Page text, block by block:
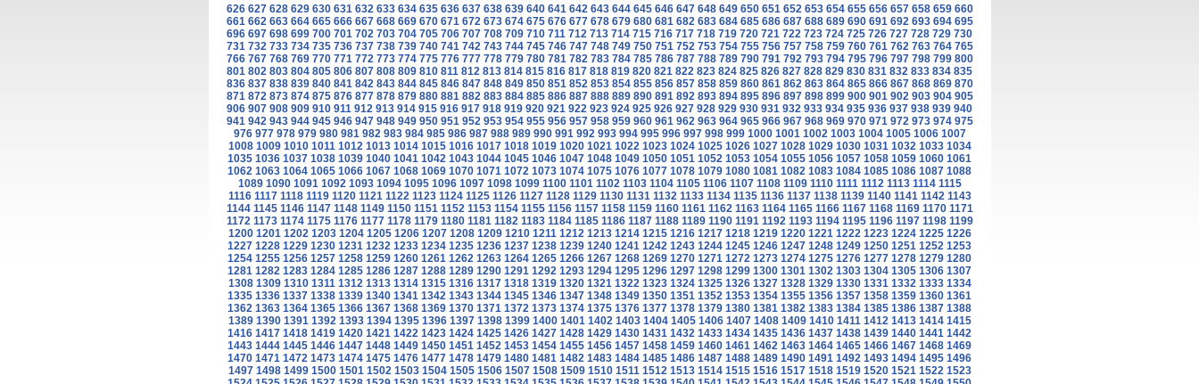
626 627 628 629 630 631 632 633 634 635 636 637 638 639 640 641 642 643 644 645 646 647 648 649 650 651 652 653 654 655 656 657 658 659 660
661 662 663 664 665 666 667 668 669 670 671 672 673 674 675 676 677 678 679 680 681 682 683 684 685 686 687 688 689 690 691 692 693 694 695
696 697 698 699 700 701 702 703 704 705 706 707 708 709 710 711 712 713 714 715 716 717 718 719 720 721 722 723 724 725 726 727 728 729 730
731 732 733 734 735 736 737 738 739 740 741 742 743 744 745 746 747 748 749 750 751 752 753 754 755 756 757 758 759 760 761 762 763 764 765
766 767 768 769 770 771 772 773 774 775 776 777 778 779 780 781 782 783 784 785 786 787 788 789 790 791 792 793 794 795 796 797 798 799 800
801 802 803 804 805 806 807 808 809 810 811 812 813 814 815 816 817 818 819 820 821 822 823 824 825 826 827 828 829 830 831 832 833 834 835
836 837 838 839 840 841 842 843 844 845 846 847 848 849 850 851 852 853 854 855 856 857 858 859 860 861 862 863 864 865 866 867 868 869 870
871 872 873 874 875 876 877 878 879 880 881 882 883 884 885 886 887 888 889 890 891 892 893 894 895 896 897 898 899 900 901 902 903 904 905
906 907 908 909 910 911 912 913 914 915 916 917 918 919 920 921 922 923 924 925 926 927 928 929 930 931 932 933 934 935 936 937 938 939 940
941 942 943 944 945 946 947 948 949 950 951 952 953 954 955 956 957 958 959 960 961 962 963 964 965 966 967 968 969 970 971 972 973 974 975
976 977 978 979 980 981 982 983 984 985 986 987 988 989 990 991 992 993 994 995 996 997 998 999 1000 1001 1002 1003 1004 1005 1006 1007
1008 1009 1010 1011 1012 1013 1014 1015 1016 1017 1018 1019 1020 1021 1022 1023 1024 1025 1026 1027 1028 1029 1030 1031 1032 1033 1034
1035 1036 1037 1038 1039 1040 1041 1042 1043 1044 1045 1046 1047 1048 1049 1050 1051 1052 1053 1054 1055 1056 1057 1058 1059 1060 1061
1062 1063 1064 1065 1066 1067 1068 1069 1070 1071 1072 1073 1074 1075 1076 1077 1078 1079 1080 1081 1082 1083 1084 1085 1086 1087 1088
1089 1090 1091 1092 1093 1094 1095 1096 1097 1098 1099 1100 1101 1102 1103 1104 1105 1106 1107 1108 1109 1110 1111 1112 1113 1114 1115
1116 1117 1118 1119 1120 1121 1122 1123 1124 1125 1126 1127 1128 1129 1130 1131 1132 1133 1134 1135 1136 1137 1138 1139 1140 1141 1142 1143
1144 1145 1146 1147 1148 1149 1150 1151 1152 1153 1154 1155 1156 1157 1158 1159 1160 1161 1162 1163 1164 1165 1166 1167 1168 1169 1170 1171
1172 1173 1174 1175 1176 1177 1178 1179 1180 1181 1182 1183 1184 1185 1186 1187 1188 1189 1190 1191 1192 1193 1194 1195 1196 1197 1198 1199
1200 1201 1202 1203 1204 1205 1206 1207 1208 1209 1210 1211 1212 1213 1214 1215 1216 1217 1218 1219 1220 1221 1222 1223 1224 1225 1226
1227 1228 1229 1230 1231 1232 1233 1234 1235 1236 1237 1238 1239 1240 1241 1242 1243 1244 1245 1246 1247 1248 1249 1250 1251 1252 1253
1254 1255 1256 1257 1258 1259 1260 1261 1262 1263 1264 1265 1266 1267 1268 1269 1270 1271 1272 1273 1274 1275 1276 1277 1278 1279 1280
1281 1282 1283 1284 1285 1286 1287 1288 1289 1290 1291 1292 1293 1294 1295 1296 1297 1298 1299 1300 1301 1302 1303 1304 1305 1306 1307
1308 1309 1310 1311 1312 1313 1314 1315 1316 1317 1318 1319 1320 1321 1322 1323 1324 1325 1326 1327 1328 1329 1330 1331 1332 1333 1334
1335 1336 1337 1338 1339 1340 1341 1342 1343 1344 1345 1346 1347 1348 1349 1350 1351 1352 1353 1354 1355 1356 1357 1358 1359 1360 1361
1362 1363 1364 1365 1366 1367 1368 1369 1370 1371 1372 1373 1374 1375 1376 1377 1378 1379 1380 1381 1382 1383 1384 1385 1386 1387 1388
1389 1390 1391 1392 1393 1394 1395 1396 1397 1398 1399 1400 1401 1402 1403 1404 1405 1406 1407 1408 1409 1410 1411 1412 1413 1414 1415
1416 1417 1418 1419 1420 1421 1422 1423 1424 1425 1426 1427 1428 1429 1430 1431 1432 1433 1434 1435 1436 1437 1438 1439 1440 1441 1442
1443 1444 1445 1446 1447 1448 1449 1450 1451 1452 1453 1454 1455 1456 1457 1458 1459 1460 1461 1462 1463 1464 1465 1466 1467 1468 1469
1470 1471 1472 1473 1474 1475 1476 1477 1478 1479 1480 1481 1482 1483 1484 1485 1486 1487 1488 1489 1490 1491 1492 1493 1494 1495 1496
1497 1498 1499 1500 1501 1502 1503 1504 1505 1506 1507 1508 1509 1510 1511 1512 1513 1514 1515 1516 1517 1518 1519 1520 1521 1522 1523